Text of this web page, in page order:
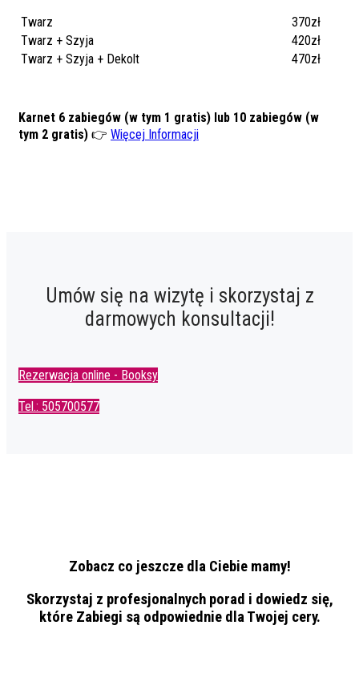
Twarz
370zł
Twarz + Szyja
420zł
Twarz + Szyja + Dekolt
470zł
Karnet 6 zabiegów (w tym 1 gratis) lub 10 zabiegów (w
tym 2 gratis) 👉 Więcej Informacji
Umów się na wizytę i skorzystaj z
darmowych konsultacji!
Rezerwacja online - Booksy
Tel.: 505700577
Zobacz co jeszcze dla Ciebie mamy!
Skorzystaj z profesjonalnych porad i dowiedz się,
które Zabiegi są odpowiednie dla Twojej cery.